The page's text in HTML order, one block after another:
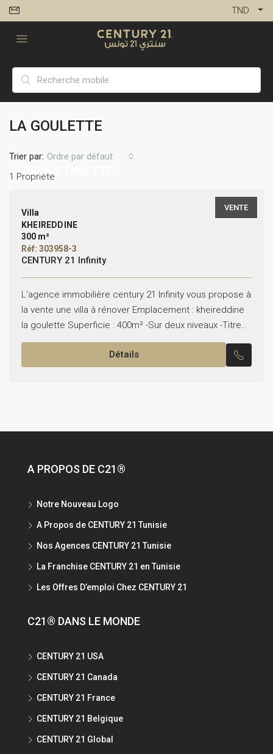
TND
LA GOULETTE
1 Propriété
Trier par: Ordre par défaut
VENTE
780,000
Villa
KHEIREDDINE
300 m²
Réf: 303958-3
CENTURY 21 Infinity
L’agence immobilière century 21 Infinity vous propose à
la vente une villa à rénover Emplacement : kheireddine
la goulette Superficie : 400m² -Sur deux niveaux -Titre
en règle Pour plus d’informations veuillez...
Détails
A PROPOS DE C21®
Notre Nouveau Logo
A Propos de CENTURY 21 Tunisie
Nos Agences CENTURY 21 Tunisie
La Franchise CENTURY 21 en Tunisie
Les Offres D’emploi Chez CENTURY 21
C21® DANS LE MONDE
CENTURY 21 USA
CENTURY 21 Canada
CENTURY 21 France
CENTURY 21 Belgique
CENTURY 21 Global